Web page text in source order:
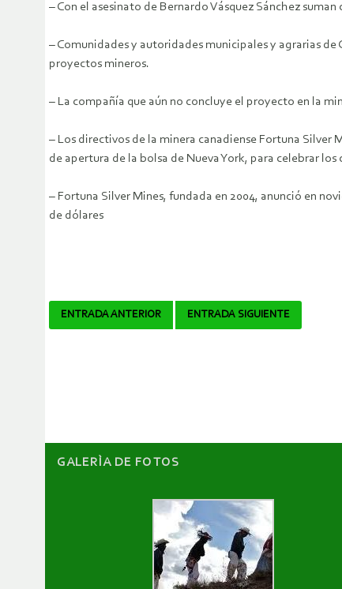
– Con el asesinato de Bernardo Vásquez Sánchez
– Comunidades y autoridades municipales y agrarias
proyectos mineros.
– La compañía que aún no concluye el proyecto en la
– Los directivos de la minera canadiense Fortuna Silver
de apertura de la bolsa de Nueva York, para celebrar
– Fortuna Silver Mines, fundada en 2004, anunció en
de dólares
Navegador
ENTRADA ANTERIOR ENTRADA SIGUIENTE
GALERÌA DE FOTOS